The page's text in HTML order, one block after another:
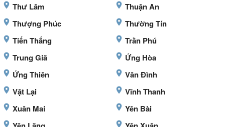
Thư Lâm
Thuận An
Thượng Phúc
Thường Tín
Tiến Thắng
Trần Phú
Trung Giã
Ứng Hòa
Ứng Thiên
Vân Đình
Vật Lại
Vĩnh Thanh
Xuân Mai
Yên Bài